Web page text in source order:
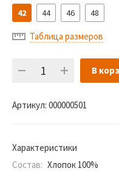
42 44 46 48
Таблица размеров
В
Артикул: 000000501
Характеристики
Состав: Хлопок 100%